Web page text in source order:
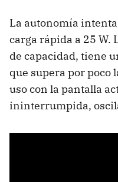
La autonomía
carga rápida a 25 W.
de capacidad, tiene
que supera por poco
uso con la pantalla
ininterrumpida,